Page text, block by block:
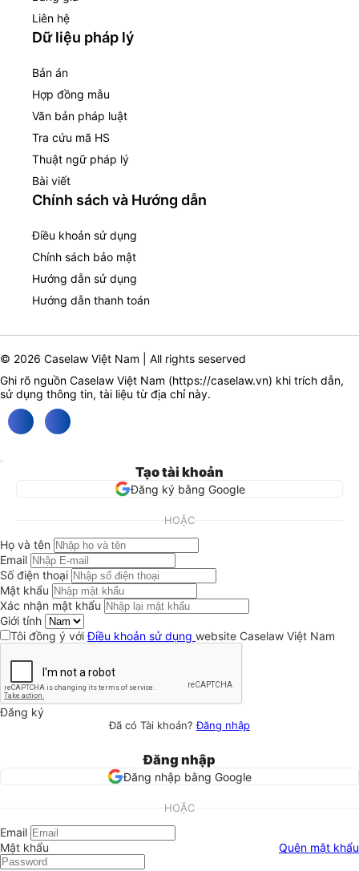
Liên hệ
Dữ liệu pháp lý
Bản án
Hợp đồng mẫu
Văn bản pháp luật
Tra cứu mã HS
Thuật ngữ pháp lý
Bài viết
Chính sách và Hướng dẫn
Điều khoản sử dụng
Chính sách bảo mật
Hướng dẫn sử dụng
Hướng dẫn thanh toán
© 2026 Caselaw Việt Nam | All rights seserved
Ghi rõ nguồn Caselaw Việt Nam (https://caselaw.vn) khi trích dẫn,
sử dụng thông tin, tài liệu từ địa chỉ này.
Tạo tài khoản
Đăng ký bằng Google
HOẶC
Họ và tên
Email
Số điện thoại
Mật khẩu
Xác nhận mật khẩu
Giới tính
Tôi đồng ý vớiĐiều khoản sử dụng website Caselaw Việt Nam
Đăng ký
Đã có Tài khoản?Đăng nhập
Đăng nhập
Đăng nhập bằng Google
HOẶC
Email
Mật khẩu
Quên mật khẩu